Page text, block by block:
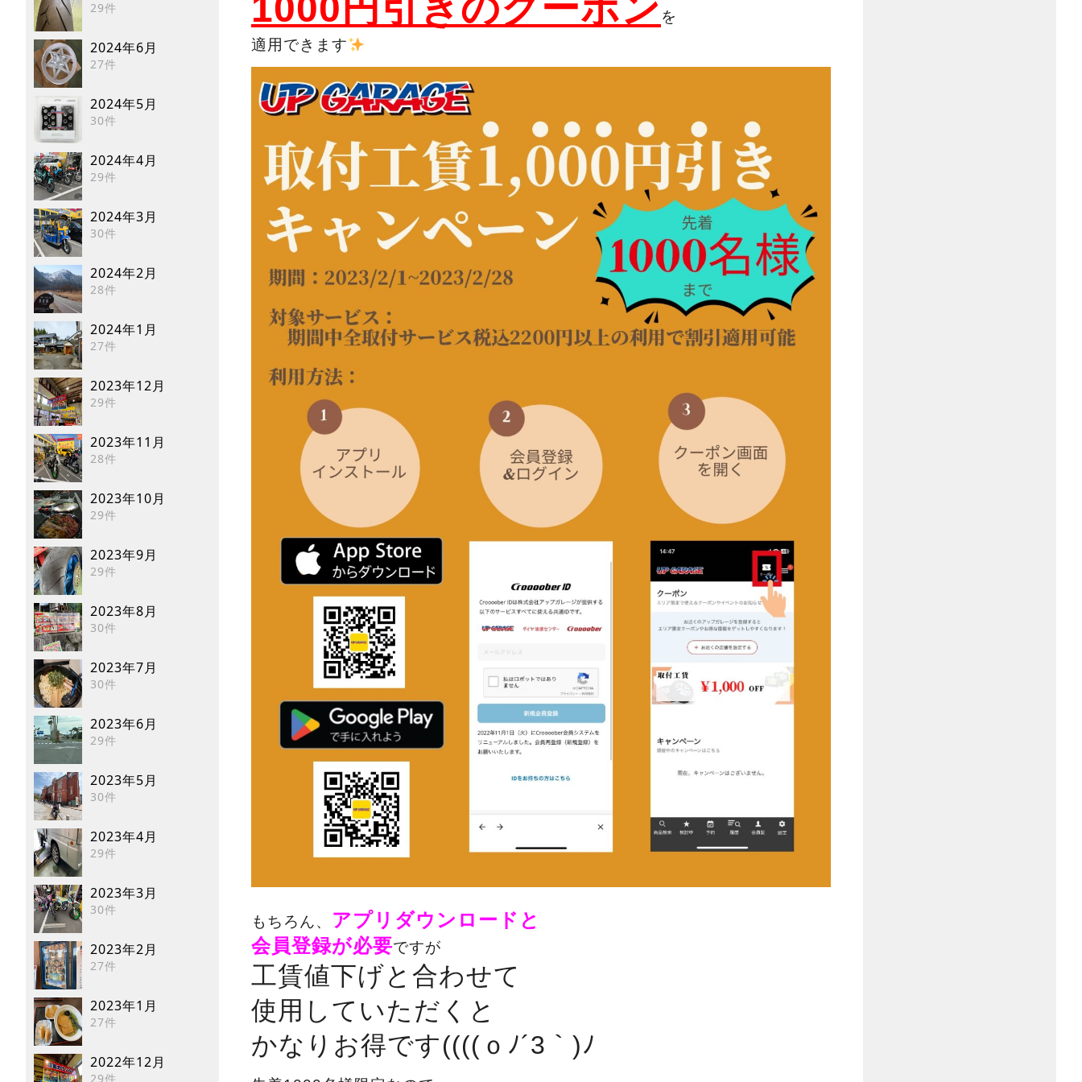
29件
2024年6月
27件
2024年5月
30件
2024年4月
29件
2024年3月
30件
2024年2月
28件
2024年1月
27件
2023年12月
29件
2023年11月
28件
2023年10月
29件
2023年9月
29件
2023年8月
30件
2023年7月
30件
2023年6月
29件
2023年5月
30件
2023年4月
29件
2023年3月
30件
2023年2月
27件
2023年1月
27件
2022年12月
29件
1000円引きのクーポン を
適用できます
もちろん、 アプリダウンロードと
会員登録が必要ですが
工賃値下げと合わせて
使用していただくと
かなりお得です((((ｏﾉ´3｀)ﾉ